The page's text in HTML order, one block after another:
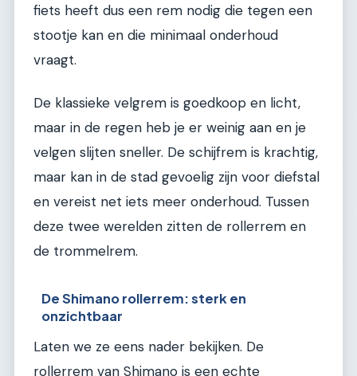
fiets heeft dus een rem nodig die tegen een
stootje kan en die minimaal onderhoud
vraagt.
De klassieke velgrem is goedkoop en licht,
maar in de regen heb je er weinig aan en je
velgen slijten sneller. De schijfrem is krachtig,
maar kan in de stad gevoelig zijn voor diefstal
en vereist net iets meer onderhoud. Tussen
deze twee werelden zitten de rollerrem en
de trommelrem.
De Shimano rollerrem: sterk en
onzichtbaar
Laten we ze eens nader bekijken. De
rollerrem van Shimano is een echte